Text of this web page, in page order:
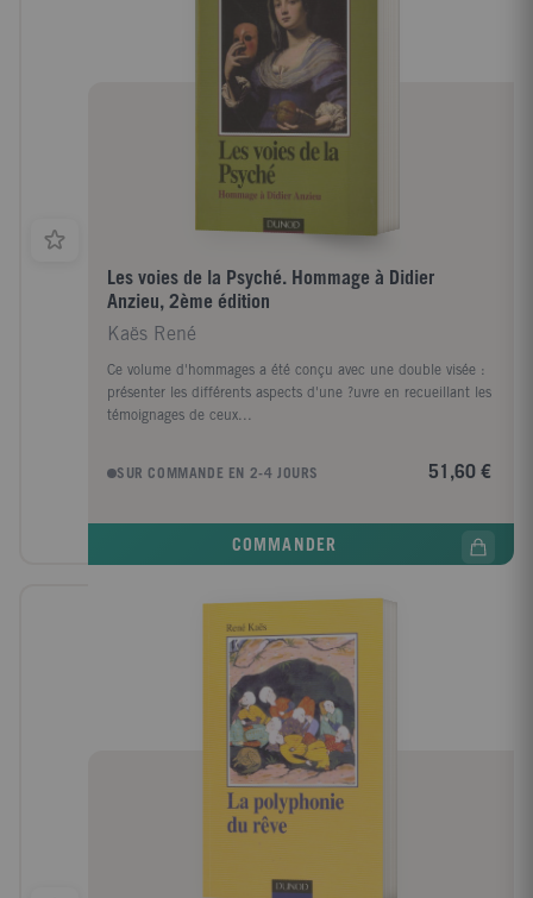
Les voies de la Psyché. Hommage à Didier
Anzieu, 2ème édition
Kaës René
Ce volume d'hommages a été conçu avec une double visée :
présenter les différents aspects d'une ?uvre en recueillant les
témoignages de ceux...
SUR COMMANDE EN 2-4 JOURS 51,60 €
COMMANDER